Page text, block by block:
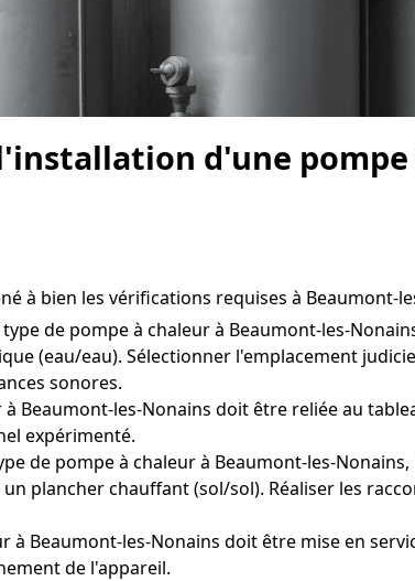
d'une
à bien les vérifications requises à Beaumont-
type de pompe à chaleur à Beaumont-les-
(eau/eau). Sélectionner l'emplacement
sonores.
à Beaumont-les-Nonains doit être reliée au
expérimenté.
de pompe à chaleur à Beaumont-les-
plancher chauffant (sol/sol). Réaliser les
à Beaumont-les-Nonains doit être mise en
de l'appareil.